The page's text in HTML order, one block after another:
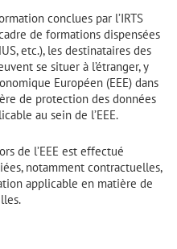
conclues par l’IRTS
de formations dispensées
etc.), les destinataires des
se situer à l’étranger, y
Européen (EEE) dans
de protection des données
au sein de l’EEE.
de l’EEE est effectué
notamment contractuelles,
applicable en matière de